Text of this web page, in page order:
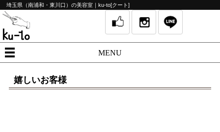
埼玉県（南浦和・東川口）の美容室｜ku-to[クート]
MENU
嬉しいお客様